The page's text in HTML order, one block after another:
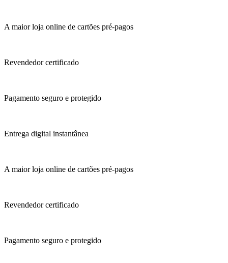
A maior loja online de cartões pré-pagos
Revendedor certificado
Pagamento seguro e protegido
Entrega digital instantânea
A maior loja online de cartões pré-pagos
Revendedor certificado
Pagamento seguro e protegido